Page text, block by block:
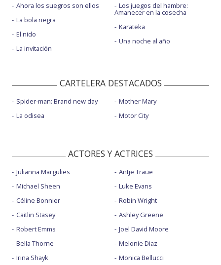
Ahora los suegros son ellos
La bola negra
El nido
La invitación
Los juegos del hambre:
Amanecer en la cosecha
Karateka
Una noche al año
CARTELERA DESTACADOS
Spider-man: Brand new day
La odisea
Mother Mary
Motor City
ACTORES Y ACTRICES
Julianna Margulies
Michael Sheen
Céline Bonnier
Caitlin Stasey
Robert Emms
Bella Thorne
Irina Shayk
Antje Traue
Luke Evans
Robin Wright
Ashley Greene
Joel David Moore
Melonie Diaz
Monica Bellucci